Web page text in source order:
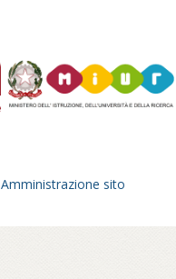
Amministrazione sito